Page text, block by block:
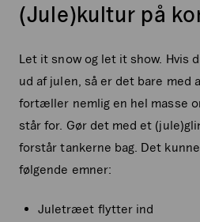
(Jule)kultur på
Let it snow og let it show. Hvis
ud af julen, så er det bare med
fortæller nemlig en hel masse
står for. Gør det med et
forstår tankerne bag. Det
følgende emner:
Juletræet flytter ind